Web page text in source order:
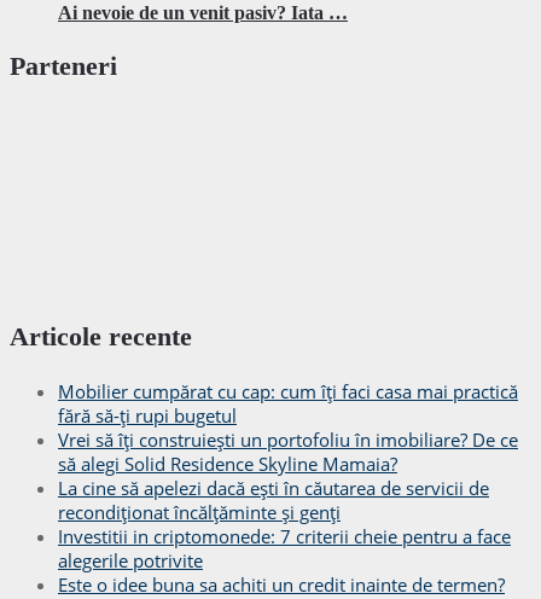
Ai nevoie de un venit pasiv? Iata …
Parteneri
Articole recente
Mobilier cumpărat cu cap: cum îți faci casa mai practică
fără să-ți rupi bugetul
Vrei să îți construiești un portofoliu în imobiliare? De ce
să alegi Solid Residence Skyline Mamaia?
La cine să apelezi dacă ești în căutarea de servicii de
recondiționat încălțăminte și genți
Investitii in criptomonede: 7 criterii cheie pentru a face
alegerile potrivite
Este o idee buna sa achiti un credit inainte de termen?